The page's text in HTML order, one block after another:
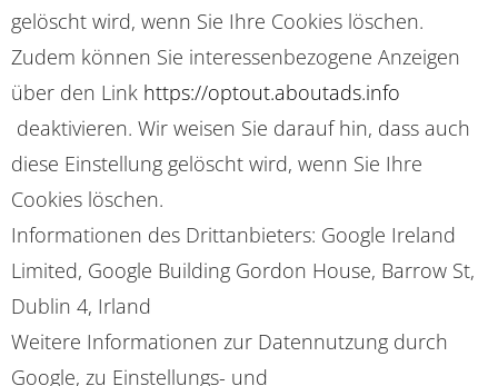
gelöscht wird, wenn Sie Ihre Cookies löschen.
Zudem können Sie interessenbezogene Anzeigen
über den Link https://optout.aboutads.info
deaktivieren. Wir weisen Sie darauf hin, dass auch
diese Einstellung gelöscht wird, wenn Sie Ihre
Cookies löschen.
Informationen des Drittanbieters: Google Ireland
Limited, Google Building Gordon House, Barrow St,
Dublin 4, Irland
Weitere Informationen zur Datennutzung durch
Google, zu Einstellungs- und